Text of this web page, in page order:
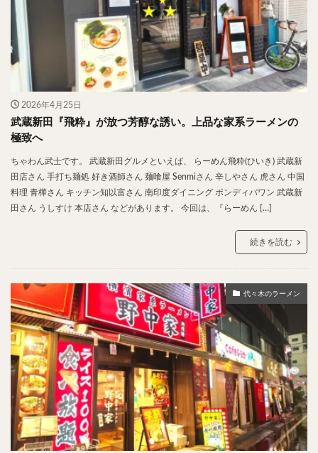
2026年4月25日
武蔵新田『飛粋』が放つ芳醇な誘い。上品な家系ラーメンの
極致へ
ちゃわん武士です。 武蔵新田グルメといえば、 らーめん飛粋(ひいき) 武蔵新
田店さん 手打ち麺処 好き酒師さん 麺喰屋 Senmiさん 辛しやさん 虎さん 中国
料理 青樺さん キッチン知以富さん 南印度ダイニング ポンディバワン 武蔵新
田さん うしすけ 本店さん などがあります。 今回は、『らーめん […]
続きを読む
代々木のラーメン
ちゃんぽん パッタイ ジャージャー麺 洋食
オムライス エビフライ アジフライ
カキフライ ラザニア ガレット 肉 焼肉
ラム肉 ステーキ ハンバーグ
しゃぶしゃぶ
牛かつ とんかつ 味噌かつ トンテキ
牛タン くじら 餃子 魚 さんま
牡蠣 かつお節 ふかひれ
丼物 海鮮丼 天丼 かつ丼 親子丼
えびめし
中華粥
チキンライス 肉骨茶 魯肉飯 麻婆豆腐
スンドゥブ サムゲタン コムタン
ソルロンタン ダルバート ビリヤニ ミールス
たこ焼き お好み焼き 広島焼き パン
ハンバーガー ピザ ホットドッグ
サンドイッチ フルーツサンド タマゴサンド
ケーキ パンケーキ アイス プリン
パフェ たい焼き 豆花 バインミー
アボカド とろろ フォー ナシゴレン